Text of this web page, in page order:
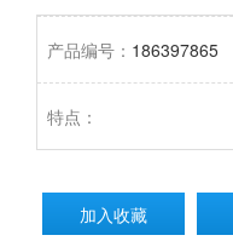
产品编号： 186397865
特点：
加入收藏